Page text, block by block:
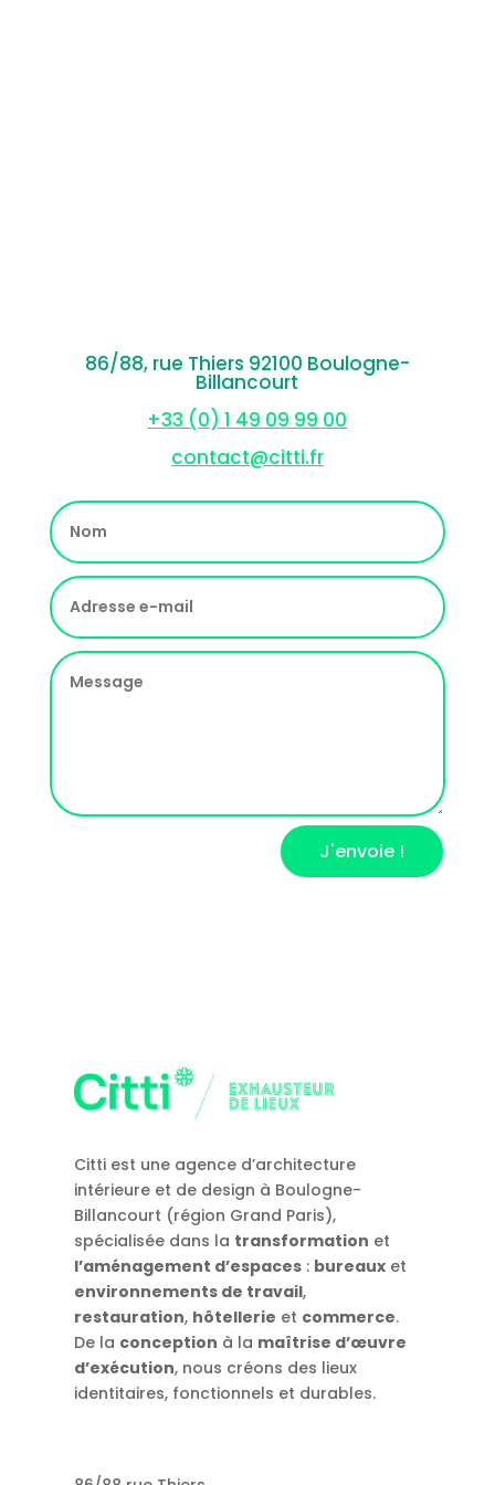
86/88, rue Thiers 92100 Boulogne-
Billancourt
+33 (0) 1 49 09 99 00
contact@citti.fr
J'envoie !
Citti est une agence d’architecture
intérieure et de design à Boulogne-
Billancourt (région Grand Paris),
spécialisée dans la transformation et
l’aménagement d’espaces : bureaux et
environnements de travail,
restauration, hôtellerie et commerce.
De la conception à la maîtrise d’œuvre
d’exécution, nous créons des lieux
identitaires, fonctionnels et durables.